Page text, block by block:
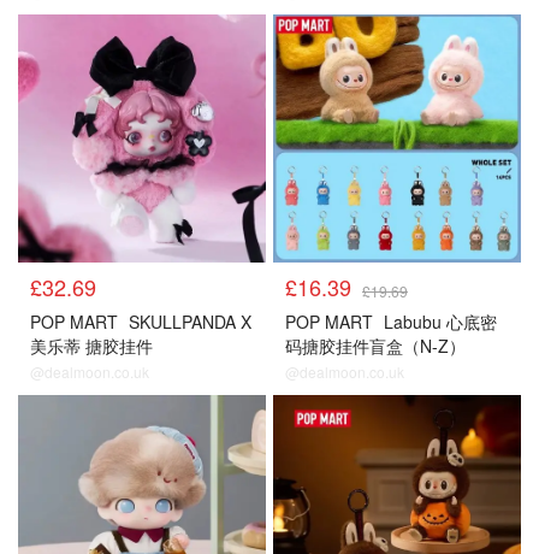
£32.69
POP MART SKULLPANDA X
美乐蒂 搪胶挂件
@dealmoon.co.uk
£16.39 £19.69
POP MART Labubu 心底密
码搪胶挂件盲盒（N-Z）
@dealmoon.co.uk